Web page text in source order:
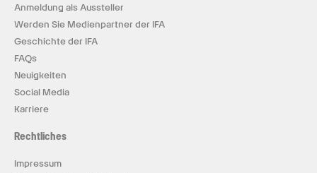
Anmeldung als Aussteller
Werden Sie Medienpartner der IFA
Geschichte der IFA
FAQs
Neuigkeiten
Social Media
Karriere
Rechtliches
Impressum